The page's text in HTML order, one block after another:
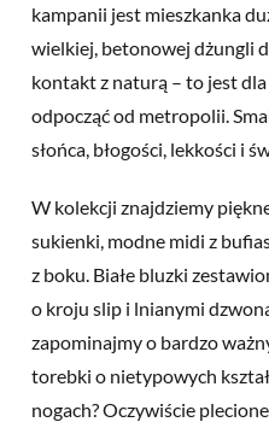
kampanii jest mieszkanka
wielkiej, betonowej dżungli
kontakt z naturą – to jest
odpocząć od metropolii.
słońca, błogości, lekkości i
W kolekcji znajdziemy
sukienki, modne midi z
z boku. Białe bluzki
o kroju slip i lnianymi
zapominajmy o bardzo
torebki o nietypowych
nogach? Oczywiście